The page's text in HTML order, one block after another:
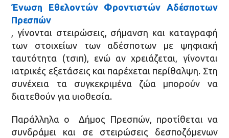
Ένωση Εθελοντών Φροντιστών Αδέσποτων
Πρεσπών
, γίνονται στειρώσεις, σήμανση και καταγραφή
των στοιχείων των αδέσποτων με ψηφιακή
ταυτότητα (τσιπ), ενώ αν χρειάζεται, γίνονται
ιατρικές εξετάσεις και παρέχεται περίθαλψη. Στη
συνέχεια τα συγκεκριμένα ζώα μπορούν να
διατεθούν για υιοθεσία.
Παράλληλα ο Δήμος Πρεσπών, προτίθεται να
συνδράμει και σε στειρώσεις δεσποζόμενων